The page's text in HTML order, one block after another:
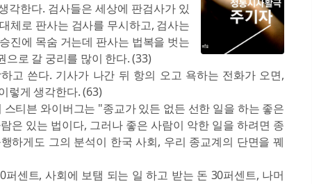
각한다. 검사들은 세상에 판검사가 있
체로 판사는 검사를 무시하고, 검사는
진에 목숨 거는데 판사는 법복을 벗는
으로 갈 궁리를 많이 한다. (33)
고 쓴다. 기사가 나간 뒤 항의 오고 욕하는 전화가 오면,
렇게 생각한다. (63)
티븐 와이버그는 "종교가 있든 없든 선한 일을 하는 좋은
은 있는 법이다, 그러나 좋은 사람이 악한 일을 하려면 종
하게도 그의 분석이 한국 사회, 우리 종교계의 단면을 꿰
센트, 사회에 보탬 되는 일 하고 받는 돈 30퍼센트, 나머